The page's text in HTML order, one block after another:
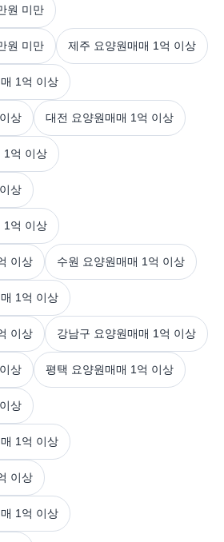
원 미만
원 미만 제주 요양원매매 1억 이상
1억 이상
상 대전 요양원매매 1억 이상
1억 이상
상
1억 이상
이상 수원 요양원매매 1억 이상
1억 이상
이상 강남구 요양원매매 1억 이상
상 평택 요양원매매 1억 이상
상
1억 이상
이상
1억 이상